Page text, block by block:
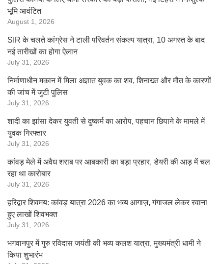
भूमि आवंटित
August 1, 2026
SIR के चलते कांग्रेस ने टाली परिवर्तन संकल्प यात्रा, 10 अगस्त के बाद
नई तारीखों का होगा ऐलान
July 31, 2026
निर्माणाधीन मकान में मिला अज्ञात युवक का शव, शिनाख्त और मौत के कारणों
की जांच में जुटी पुलिस
July 31, 2026
शादी का झांसा देकर युवती से दुष्कर्म का आरोप, पहचान छिपाने के मामले में
युवक गिरफ्तार
July 31, 2026
कांवड़ मेले में अवैध शराब पर आबकारी का बड़ा प्रहार, डेयरी की आड़ में चल
रहा था कारोबार
July 31, 2026
हरिद्वार शिवमय: कांवड़ यात्रा 2026 का भव्य आगाज़, गंगाजल लेकर रवाना
हुए लाखों शिवभक्त
July 31, 2026
भगवानपुर में गुरु रविदास जयंती की भव्य कलश यात्रा, मुख्यमंत्री धामी ने
किया शुभारंभ